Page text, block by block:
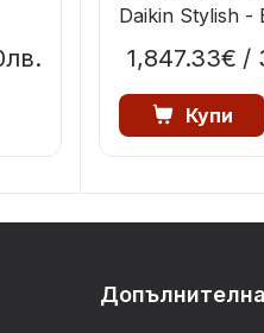
1,847.33€ /
Daikin Stylish -
Купи